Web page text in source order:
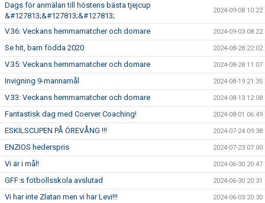
Dags för anmälan till höstens bästa tjejcup
&#127813;&#127813;&#127813;
2024-09-08 10:22
V.36: Veckans hemmamatcher och domare 2024-09-03 08:22
Se hit, barn födda 2020 2024-08-28 22:02
V.35: Veckans hemmamatcher och domare 2024-08-28 11:07
Invigning 9-mannamål 2024-08-19 21:35
V.33: Veckans hemmamatcher och domare 2024-08-13 12:08
Fantastisk dag med Coerver Coaching! 2024-08-01 06:49
ESKILSCUPEN PÅ ÖREVÅNG !!! 2024-07-24 09:38
ENZIOS hederspris 2024-07-23 07:00
Vi är i mål! 2024-06-30 20:47
GFF:s fotbollsskola avslutad 2024-06-30 20:31
Vi har inte Zlatan men vi har Levi!!! 2024-06-03 20:30